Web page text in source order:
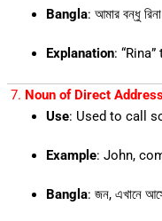
Bangla: আমার বন্ধু
Explanation:
7. Noun of Direct
Use: Used to call
Example: John,
Bangla: জন, এখানে